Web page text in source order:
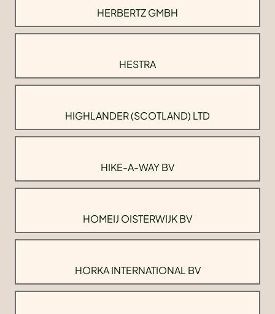
HERBERTZ GMBH
HESTRA
HIGHLANDER (SCOTLAND) LTD
HIKE-A-WAY BV
HOMEIJ OISTERWIJK BV
HORKA INTERNATIONAL BV